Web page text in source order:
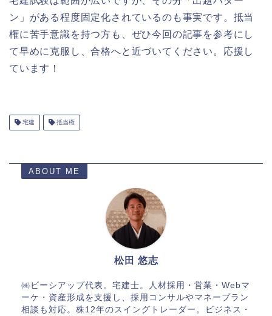
ン」がある程度固定化されているのも事実です。抵当
権に苦手意識を持つ方も、ぜひ今回の記事を参考にし
て早めに克服し、合格へと近づいてください。応援し
ています！
宅建 抵当権
ABOUT ME
松田 悠志
㈱ビーシアップ代表。宅建士。人材採用・営業・Webマ
ーケ・資産形成を支援し、採用コンサルやマネープラン
相談も対応。株12年のスイングトレーダー。ビジネス・